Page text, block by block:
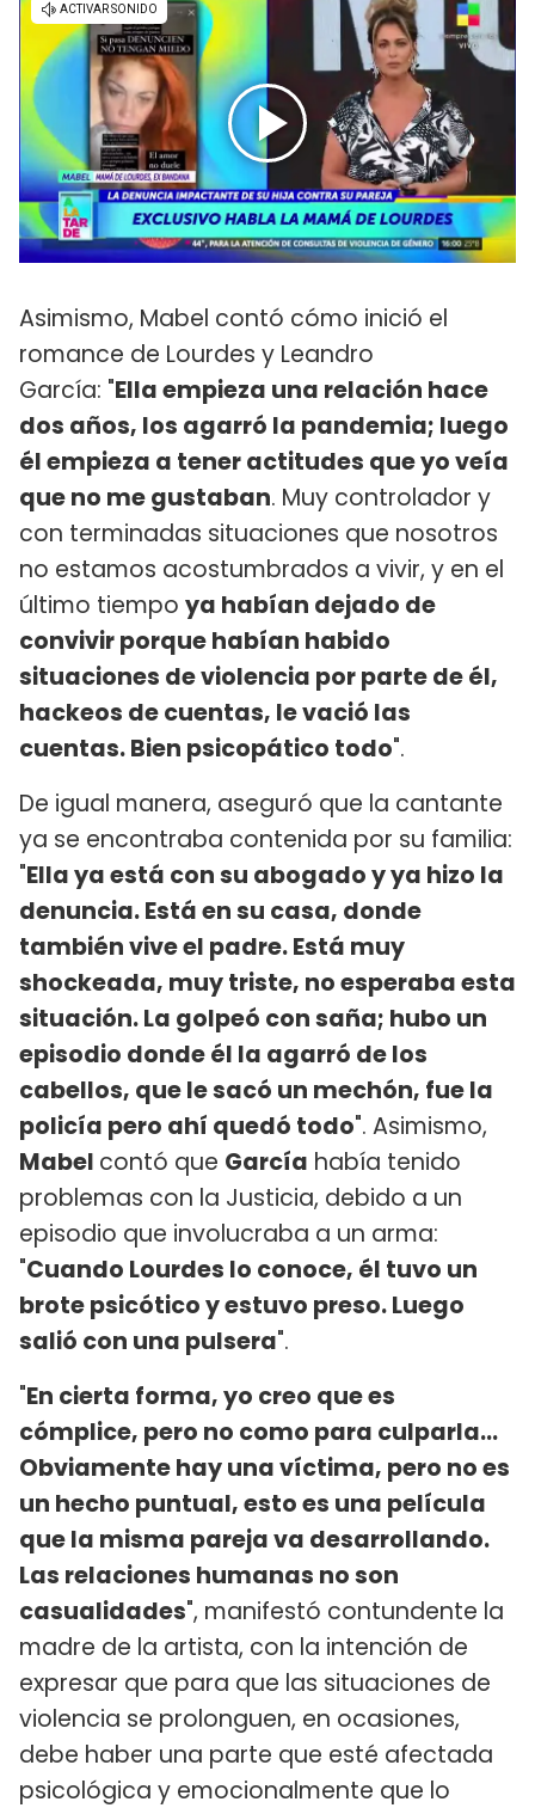
Asimismo, Mabel contó cómo inició el
romance de Lourdes y Leandro
García: "Ella empieza una relación hace
dos años, los agarró la pandemia; luego
él empieza a tener actitudes que yo veía
que no me gustaban. Muy controlador y
con terminadas situaciones que nosotros
no estamos acostumbrados a vivir, y en el
último tiempo ya habían dejado de
convivir porque habían habido
situaciones de violencia por parte de él,
hackeos de cuentas, le vació las
cuentas. Bien psicopático todo".
De igual manera, aseguró que la cantante
ya se encontraba contenida por su familia:
"Ella ya está con su abogado y ya hizo la
denuncia. Está en su casa, donde
también vive el padre. Está muy
shockeada, muy triste, no esperaba esta
situación. La golpeó con saña; hubo un
episodio donde él la agarró de los
cabellos, que le sacó un mechón, fue la
policía pero ahí quedó todo". Asimismo,
Mabel contó que García había tenido
problemas con la Justicia, debido a un
episodio que involucraba a un arma:
"Cuando Lourdes lo conoce, él tuvo un
brote psicótico y estuvo preso. Luego
salió con una pulsera".
"En cierta forma, yo creo que es
cómplice, pero no como para culparla...
Obviamente hay una víctima, pero no es
un hecho puntual, esto es una película
que la misma pareja va desarrollando.
Las relaciones humanas no son
casualidades", manifestó contundente la
madre de la artista, con la intención de
expresar que para que las situaciones de
violencia se prolonguen, en ocasiones,
debe haber una parte que esté afectada
psicológica y emocionalmente que lo